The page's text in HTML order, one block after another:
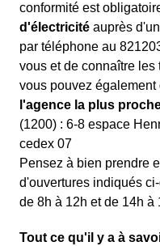
conformité est
d'électricité auprès
par téléphone au
vous et de connaître les
vous pouvez
l'agence la plus
(1200) : 6-8 espace
cedex 07
Pensez à bien prendre
d'ouvertures indiqués
de 8h à 12h et de 14h
Tout ce qu'il y a à